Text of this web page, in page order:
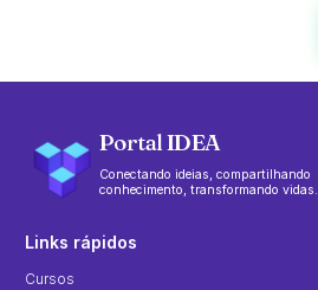
Portal IDEA
Conectando ideias, compartilhando
conhecimento, transformando vidas.
Links rápidos
Cursos